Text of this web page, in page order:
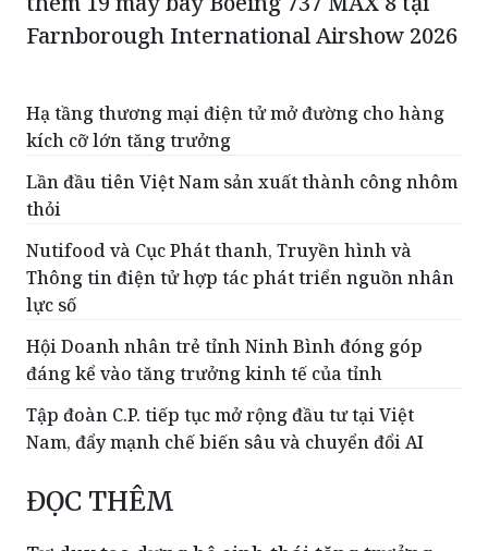
Farnborough International Airshow 2026
Hạ tầng thương mại điện tử mở đường cho hàng
kích cỡ lớn tăng trưởng
Lần đầu tiên Việt Nam sản xuất thành công nhôm
thỏi
Nutifood và Cục Phát thanh, Truyền hình và
Thông tin điện tử hợp tác phát triển nguồn nhân
lực số
Hội Doanh nhân trẻ tỉnh Ninh Bình đóng góp
đáng kể vào tăng trưởng kinh tế của tỉnh
Tập đoàn C.P. tiếp tục mở rộng đầu tư tại Việt
Nam, đẩy mạnh chế biến sâu và chuyển đổi AI
ĐỌC THÊM